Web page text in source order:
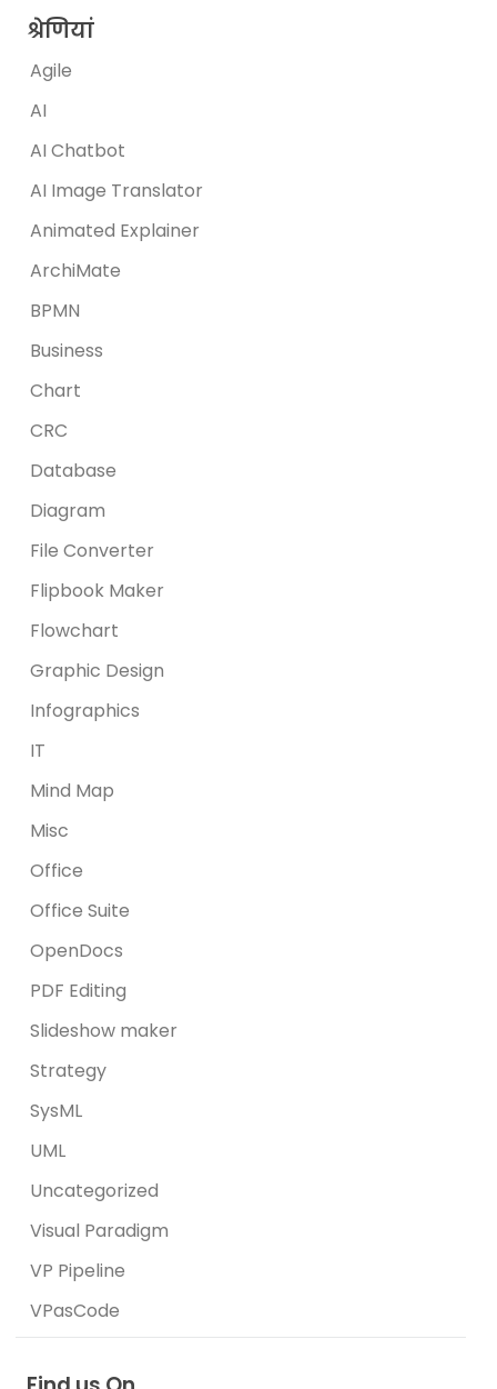
श्रेणियां
Agile
AI
AI Chatbot
AI Image Translator
Animated Explainer
ArchiMate
BPMN
Business
Chart
CRC
Database
Diagram
File Converter
Flipbook Maker
Flowchart
Graphic Design
Infographics
IT
Mind Map
Misc
Office
Office Suite
OpenDocs
PDF Editing
Slideshow maker
Strategy
SysML
UML
Uncategorized
Visual Paradigm
VP Pipeline
VPasCode